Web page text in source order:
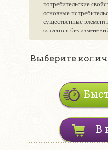
потребительские
основные
существенные
остаются без
Выберите
В